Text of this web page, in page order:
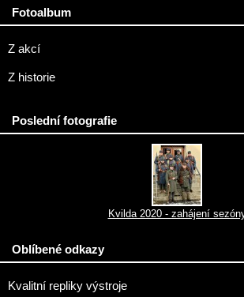
Fotoalbum
Z akcí
Z historie
Poslední fotografie
Kvilda 2020 - zahájení
Oblíbené odkazy
Kvalitní repliky výstroje